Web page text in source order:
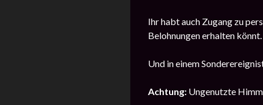
Ihr habt auch Zugang zu
Belohnungen erhalten könnt.
Und in einem
Achtung: Ungenutzte